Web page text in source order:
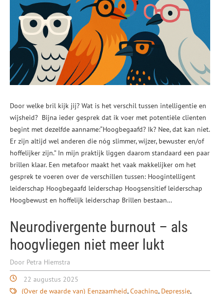
Door welke bril kijk jij? Wat is het verschil tussen intelligentie en
wijsheid? Bijna ieder gesprek dat ik voer met potentiële clienten
begint met dezelfde aanname:“Hoogbegaafd? Ik? Nee, dat kan niet.
Er zijn altijd wel anderen die nóg slimmer, wijzer, bewuster en/of
hoffelijker zijn.” In mijn praktijk liggen daarom standaard een paar
brillen klaar. Een metafoor maakt het vaak makkelijker om het
gesprek te voeren over de verschillen tussen: Hoogintelligent
leiderschap Hoogbegaafd leiderschap Hoogsensitief leiderschap
Hoogbewust en hoffelijk leiderschap Brillen bestaan…
Neurodivergente burnout – als
hoogvliegen niet meer lukt
Door Petra Hiemstra
22 augustus 2025
(Over de waarde van) Eenzaamheid Coaching Depressie